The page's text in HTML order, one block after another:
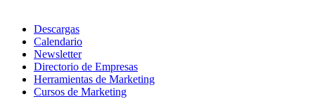
Descargas
Calendario
Newsletter
Directorio de Empresas
Herramientas de Marketing
Cursos de Marketing